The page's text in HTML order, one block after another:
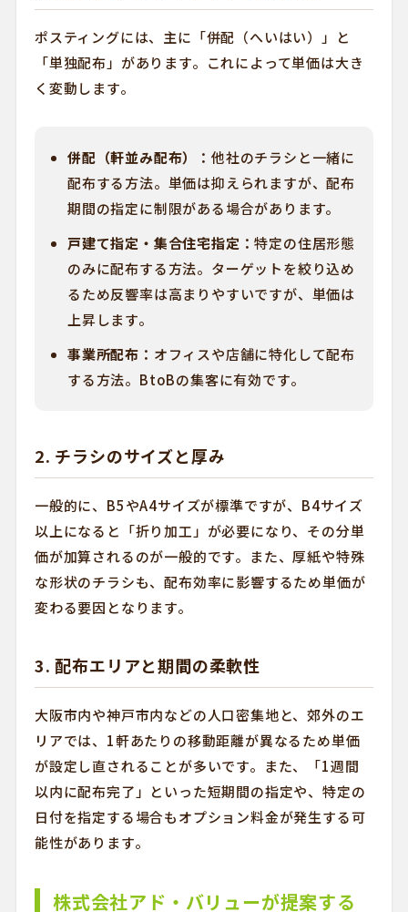
ポスティングには、主に「併配（へいはい）」と
「単独配布」があります。これによって単価は大き
く変動します。
併配（軒並み配布）： 他社のチラシと一緒に
配布する方法。単価は抑えられますが、配布
期間の指定に制限がある場合があります。
戸建て指定・集合住宅指定：特定の住居形態
のみに配布する方法。ターゲットを絞り込め
るため反響率は高まりやすいですが、単価は
上昇します。
事業所配布： オフィスや店舗に特化して配布
する方法。BtoBの集客に有効です。
2. チラシのサイズと厚み
一般的に、B5やA4サイズが標準ですが、B4サイズ
以上になると「折り加工」が必要になり、その分単
価が加算されるのが一般的です。また、厚紙や特殊
な形状のチラシも、配布効率に影響するため単価が
変わる要因となります。
3. 配布エリアと期間の柔軟性
大阪市内や神戸市内などの人口密集地と、郊外のエ
リアでは、1軒あたりの移動距離が異なるため単価
が設定し直されることが多いです。また、「1週間
以内に配布完了」といった短期間の指定や、特定の
日付を指定する場合もオプション料金が発生する可
能性があります。
株式会社アド・バリューが提案する